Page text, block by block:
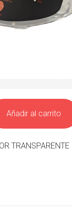
Añadir al carrito
TRANSPARENTE